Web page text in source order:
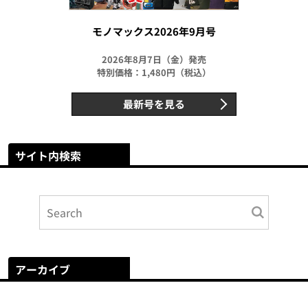
モノマックス2026年9月号
2026年8月7日（金）発売
特別価格：1,480円（税込）
最新号を見る
サイト内検索
アーカイブ